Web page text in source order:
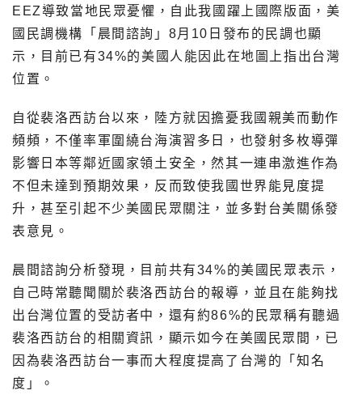
EEZ導致當地民眾憂懼，自此我國躍上國際版面，美
國民調機構「晨間諮詢」8月10日發布的民調也顯
示，目前已有34%的美國人能因此在地圖上指出台灣
位置。
自從裴洛西訪台以來，陸方就因擔憂我國親美而動作
頻頻，不僅率軍圍繞台海演習多日，也發射多枚導彈
影響日本等鄰近國家領土安全，然其一連串激進作為
不但未達到預期效果，反而致使我國世界能見度提
升，甚至引起不少美國民眾關注，並多對台美關係發
表意見。
晨間諮詢分析發現，目前共有34%的美國民眾表示，
自己時常聽聞關於裴洛西訪台的報導，並且在能夠找
出台灣位置的受訪者中，還有約86%的民眾稱有聽過
裴洛西訪台的相關資訊，顯示如今在美國民眾間，已
因為裴洛西訪台一事而大程度提高了台灣的「知名
度」。